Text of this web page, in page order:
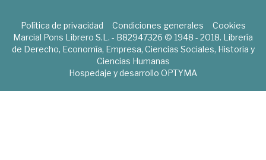
Política de privacidad Condiciones generales
Cookies
Marcial Pons Librero S.L. - B82947326 © 1948 - 2018. Librería
de Derecho, Economía, Empresa, Ciencias Sociales, Historia y
Ciencias Humanas
Hospedaje y desarrollo OPTYMA